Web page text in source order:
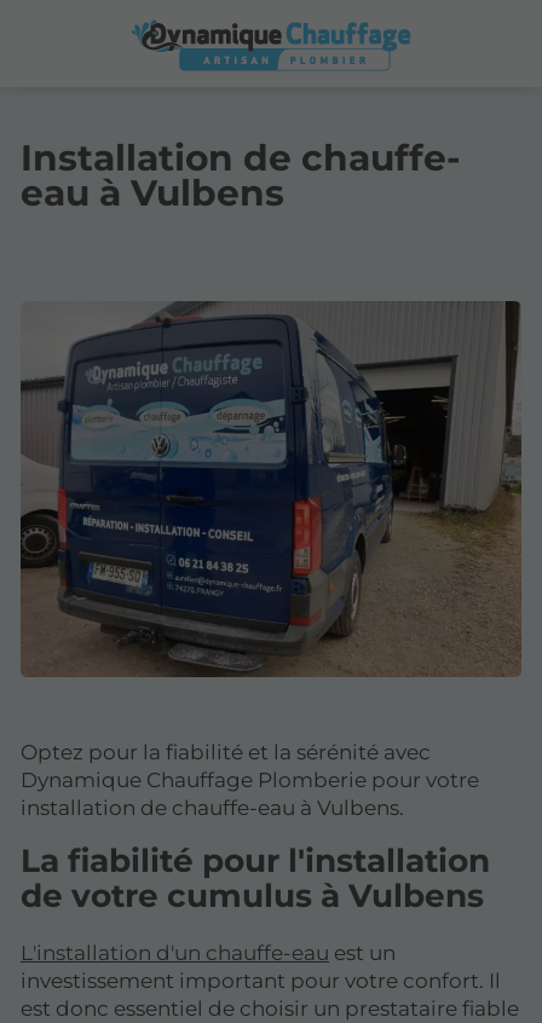
Installation de chauffe-
eau à Vulbens
Optez pour la fiabilité et la sérénité avec
Dynamique Chauffage Plomberie pour votre
installation de chauffe-eau à Vulbens.
La fiabilité pour l'installation
de votre cumulus à Vulbens
L'installation d'un chauffe-eau est un
investissement important pour votre confort. Il
est donc essentiel de choisir un prestataire fiable